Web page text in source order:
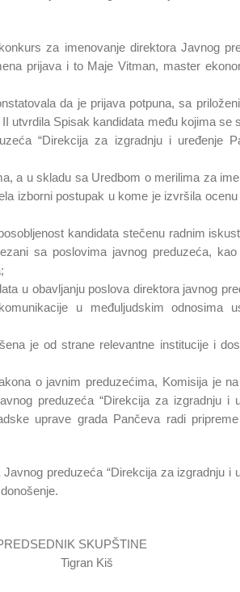
za imenovanje direktora Javnog
prijava i to Maje Vitman, master
da je prijava potpuna, sa
utvrdila Spisak kandidata među kojima se
“Direkcija za izgradnju i uređenje
a u skladu sa Uredbom o merilima za
izborni postupak u kome je izvršila
kandidata stečenu radnim
sa poslovima javnog preduzeća,
u obavljanju poslova direktora javnog
u međuljudskim odnosima
je od strane relevantne institucije i
o javnim preduzećima, Komisija je
preduzeća “Direkcija za izgradnju i
uprave grada Pančeva radi
preduzeća “Direkcija za izgradnju i
SKUPŠTINE
Kiš